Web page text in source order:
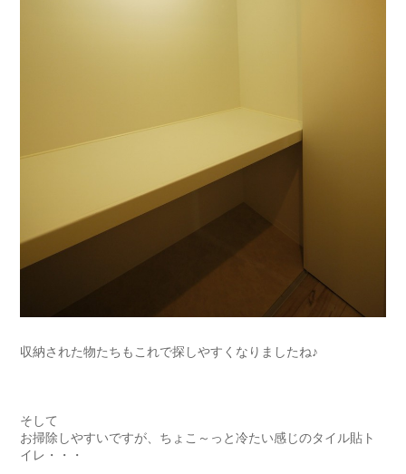
収納された物たちもこれで探しやすくなりましたね♪
そして
お掃除しやすいですが、ちょこ～っと冷たい感じのタイル貼ト
イレ・・・